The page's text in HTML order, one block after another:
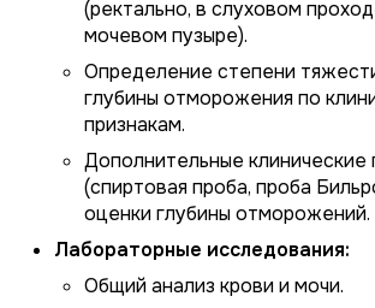
(ректально, в слуховом
мочевом пузыре).
Определение степени
глубины отморожения по
признакам.
Дополнительные клинические
(спиртовая проба, проба
оценки глубины отморожений.
Лабораторные исследования:
Общий анализ крови и мочи.